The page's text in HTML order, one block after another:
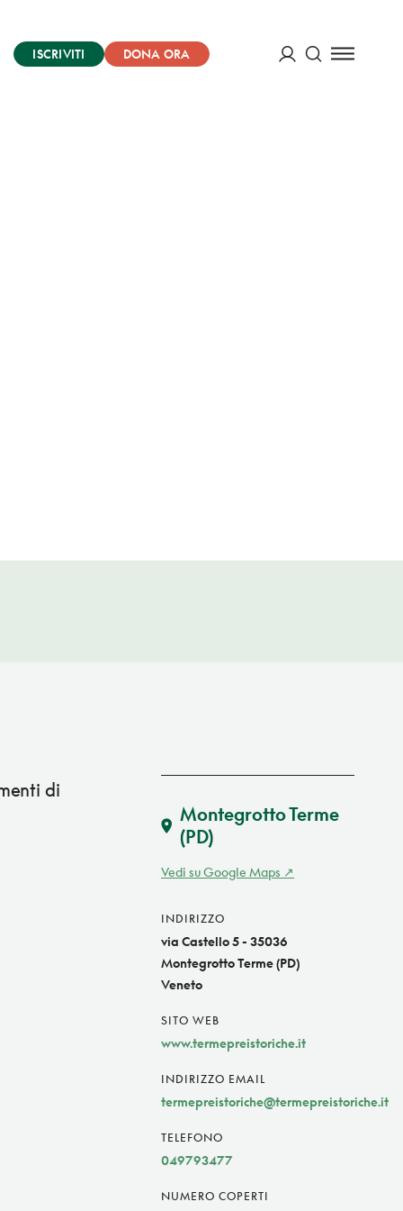
ISCRIVITI
DONA ORA
di
Montegrotto Terme
(PD)
Vedi su Google Maps
INDIRIZZO
via Castello 5 - 35036
Montegrotto Terme (PD)
Veneto
SITO WEB
www.termepreistoriche.it
INDIRIZZO EMAIL
termepreistoriche@termepreistoriche.it
TELEFONO
049793477
NUMERO COPERTI